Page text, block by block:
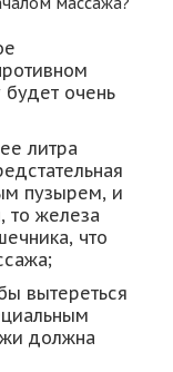
будет очень
литра
пузырем, и
то железа
что
вытереться
должна